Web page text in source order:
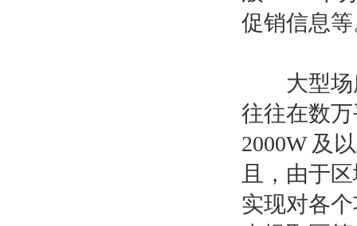
促销信息
大型场所
往往在数
2000W 及
且，由于
实现对各